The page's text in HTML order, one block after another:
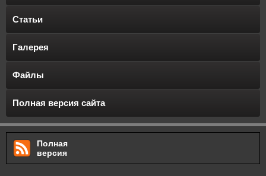
Статьи
Галерея
Файлы
Полная версия сайта
Полная
версия